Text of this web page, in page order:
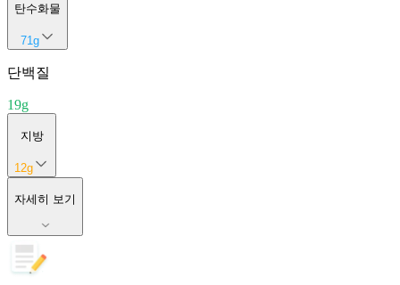
탄수화물
71g
단백질
19g
지방
12g
자세히 보기